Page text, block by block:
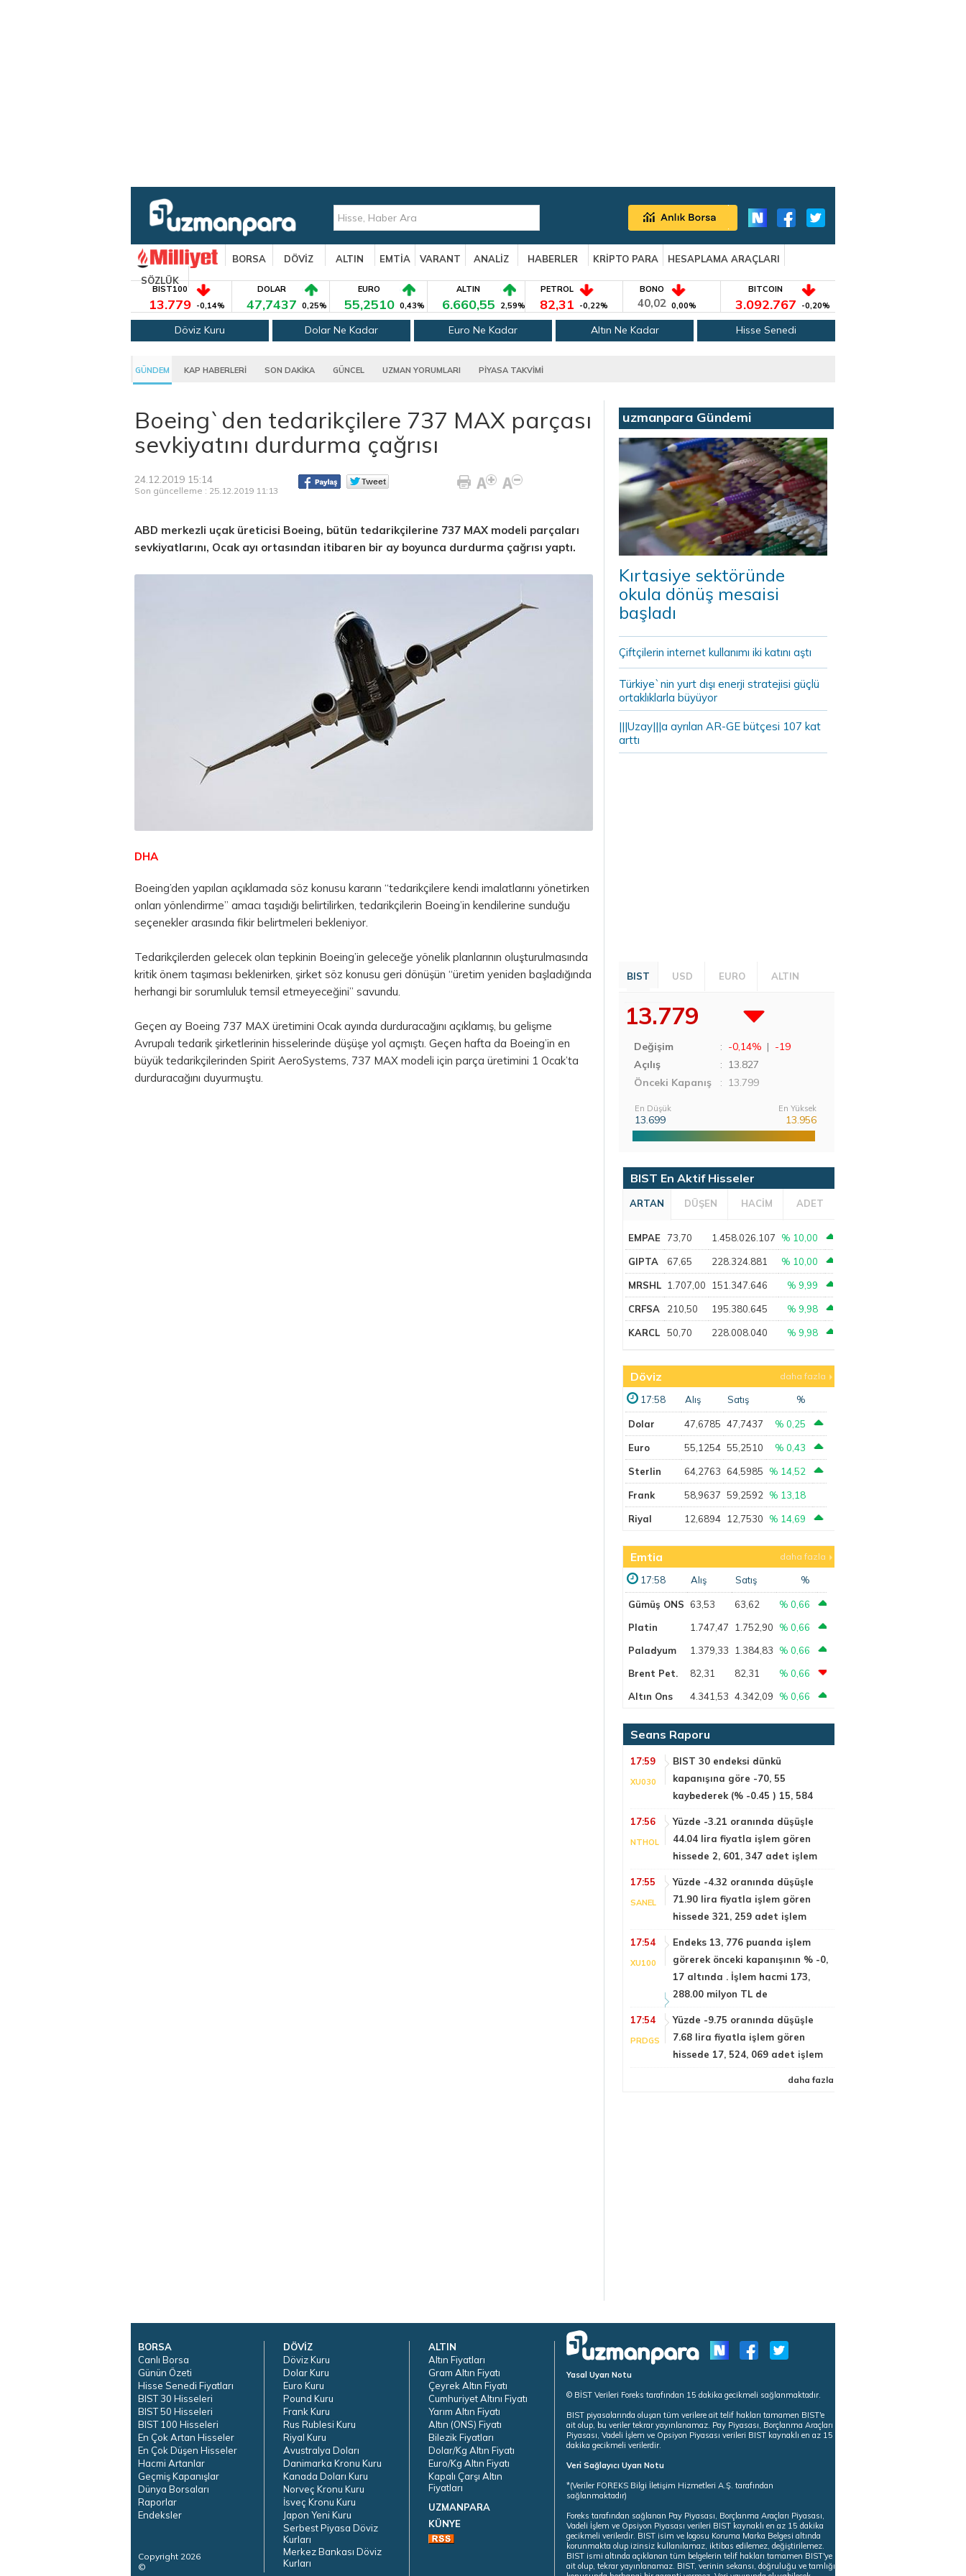
BORSA DÖVİZ ALTIN EMTİA VARANT ANALİZ HABERLER KRİPTO PARA
HESAPLAMA ARAÇLARI
SÖZLÜK
BIST100
13.779 -0,14%
DOLAR
47,7437 0,25%
EURO
55,2510 0,43%
ALTIN
6.660,55 2,59%
PETROL
82,31 -0,22%
BONO
40,02 0,00%
BITCOIN
3.092.767 -0,20%
Döviz Kuru Dolar Ne Kadar Euro Ne Kadar Altın Ne Kadar Hisse Senedi
GÜNDEM KAP HABERLERİ SON DAKİKA GÜNCEL UZMAN YORUMLARI PİYASA TAKVİMİ
Boeing`den tedarikçilere 737 MAX parçası
sevkiyatını durdurma çağrısı
24.12.2019 15:14
Son güncelleme : 25.12.2019 11:13
ABD merkezli uçak üreticisi Boeing, bütün tedarikçilerine 737 MAX modeli parçaları
sevkiyatlarını, Ocak ayı ortasından itibaren bir ay boyunca durdurma çağrısı yaptı.
DHA
Boeing’den yapılan açıklamada söz konusu kararın “tedarikçilere kendi imalatlarını yönetirken
onları yönlendirme” amacı taşıdığı belirtilirken, tedarikçilerin Boeing’in kendilerine sunduğu
seçenekler arasında fikir belirtmeleri bekleniyor.
Tedarikçilerden gelecek olan tepkinin Boeing’in geleceğe yönelik planlarının oluşturulmasında
kritik önem taşıması beklenirken, şirket söz konusu geri dönüşün “üretim yeniden başladığında
herhangi bir sorumluluk temsil etmeyeceğini” savundu.
Geçen ay Boeing 737 MAX üretimini Ocak ayında durduracağını açıklamış, bu gelişme
Avrupalı tedarik şirketlerinin hisselerinde düşüşe yol açmıştı. Geçen hafta da Boeing’in en
büyük tedarikçilerinden Spirit AeroSystems, 737 MAX modeli için parça üretimini 1 Ocak’ta
durduracağını duyurmuştu.
uzmanpara Gündemi
Kırtasiye sektöründe
okula dönüş mesaisi
başladı
Çiftçilerin internet kullanımı iki katını aştı
Türkiye`nin yurt dışı enerji stratejisi güçlü
ortaklıklarla büyüyor
|||Uzay|||a ayrılan AR-GE bütçesi 107 kat
arttı
BIST USD EURO ALTIN
13.779
Değişim : -0,14% | -19
Açılış
: 13.827
Önceki Kapanış
: 13.799
En Düşük
13.699
En Yüksek
13.956
BIST En Aktif Hisseler
ARTAN DÜŞEN HACİM ADET
EMPAE 73,70 1.458.026.107 % 10,00
GIPTA 67,65 228.324.881 % 10,00
MRSHL 1.707,00 151.347.646 % 9,99
CRFSA 210,50 195.380.645 % 9,98
KARCL 50,70 228.008.040 % 9,98
Döviz daha fazla
17:58 Alış Satış %
Dolar 47,6785 47,7437 % 0,25
Euro 55,1254 55,2510 % 0,43
Sterlin 64,2763 64,5985 % 14,52
Frank 58,9637 59,2592 % 13,18
Riyal 12,6894 12,7530 % 14,69
Emtia daha fazla
17:58 Alış Satış %
Gümüş ONS 63,53 63,62
% 0,66
Platin
1.747,47 1.752,90
% 0,66
Paladyum
1.379,33 1.384,83
% 0,66
Brent Pet.
82,31 82,31
% 0,66
Altın Ons
4.341,53 4.342,09 % 0,66
Seans Raporu
17:59
XU030
BIST 30 endeksi dünkü
kapanışına göre -70, 55
kaybederek (% -0.45 ) 15, 584
17:56
NTHOL
Yüzde -3.21 oranında düşüşle
44.04 lira fiyatla işlem gören
hissede 2, 601, 347 adet işlem
17:55
SANEL
Yüzde -4.32 oranında düşüşle
71.90 lira fiyatla işlem gören
hissede 321, 259 adet işlem
17:54
XU100
Endeks 13, 776 puanda işlem
görerek önceki kapanışının % -0,
17 altında . İşlem hacmi 173,
288.00 milyon TL de
17:54
PRDGS
Yüzde -9.75 oranında düşüşle
7.68 lira fiyatla işlem gören
hissede 17, 524, 069 adet işlem
daha fazla
BORSA
Canlı Borsa
Günün Özeti
Hisse Senedi Fiyatları
BIST 30 Hisseleri
BIST 50 Hisseleri
BIST 100 Hisseleri
En Çok Artan Hisseler
En Çok Düşen Hisseler
Hacmi Artanlar
Geçmiş Kapanışlar
Dünya Borsaları
Raporlar
Endeksler
Copyright 2026
©
DÖVİZ
Döviz Kuru
Dolar Kuru
Euro Kuru
Pound Kuru
Frank Kuru
Rus Rublesi Kuru
Riyal Kuru
Avustralya Doları
Danimarka Kronu Kuru
Kanada Doları Kuru
Norveç Kronu Kuru
İsveç Kronu Kuru
Japon Yeni Kuru
Serbest Piyasa Döviz
Kurları
Merkez Bankası Döviz
Kurları
ALTIN
Altın Fiyatları
Gram Altın Fiyatı
Çeyrek Altın Fiyatı
Cumhuriyet Altını Fiyatı
Yarım Altın Fiyatı
Altın (ONS) Fiyatı
Bilezik Fiyatları
Dolar/Kg Altın Fiyatı
Euro/Kg Altın Fiyatı
Kapalı Çarşı Altın
Fiyatları
UZMANPARA
KÜNYE
Yasal Uyarı Notu
© BİST Verileri Foreks tarafından 15 dakika gecikmeli sağlanmaktadır.
BIST piyasalarında oluşan tüm verilere ait telif hakları tamamen BIST'e
ait olup, bu veriler tekrar yayınlanamaz. Pay Piyasası, Borçlanma Araçları
Piyasası, Vadeli İşlem ve Opsiyon Piyasası verileri BIST kaynaklı en az 15
dakika gecikmeli verilerdir.
Veri Sağlayıcı Uyarı Notu
*(Veriler FOREKS Bilgi İletişim Hizmetleri A.Ş. tarafından
sağlanmaktadır)
Foreks tarafından sağlanan Pay Piyasası, Borçlanma Araçları Piyasası,
Vadeli İşlem ve Opsiyon Piyasası verileri BIST kaynaklı en az 15 dakika
gecikmeli verilerdir. BIST isim ve logosu Koruma Marka Belgesi altında
korunmakta olup izinsiz kullanılamaz, iktibas edilemez, değiştirilemez.
BIST ismi altında açıklanan tüm belgelerin telif hakları tamamen BIST'ye
ait olup, tekrar yayınlanamaz. BIST, verinin sekansı, doğruluğu ve tamlığı